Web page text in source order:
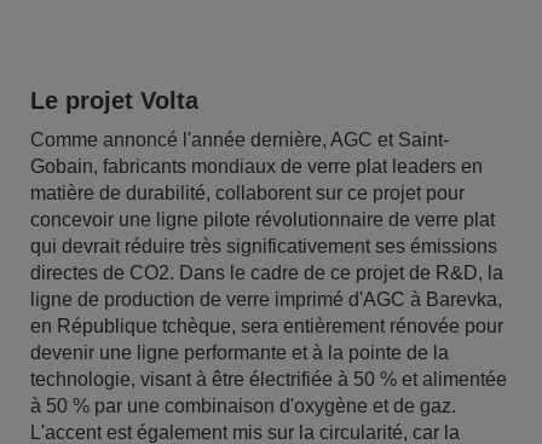
Le projet Volta
Comme annoncé l'année dernière, AGC et Saint-
Gobain, fabricants mondiaux de verre plat leaders en
matière de durabilité, collaborent sur ce projet pour
concevoir une ligne pilote révolutionnaire de verre plat
qui devrait réduire très significativement ses émissions
directes de CO2. Dans le cadre de ce projet de R&D, la
ligne de production de verre imprimé d'AGC à Barevka,
en République tchèque, sera entièrement rénovée pour
devenir une ligne performante et à la pointe de la
technologie, visant à être électrifiée à 50 % et alimentée
à 50 % par une combinaison d'oxygène et de gaz.
L'accent est également mis sur la circularité, car la